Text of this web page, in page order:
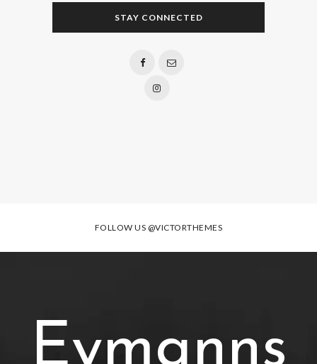
STAY CONNECTED
FOLLOW US @VICTORTHEMES
Eymanns